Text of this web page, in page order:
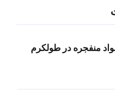
منفجره در طولکرم